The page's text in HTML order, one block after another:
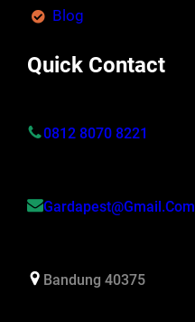
Blog
Quick Contact
0812 8070 8221
Gardapest@gmail.com
Bandung 40375